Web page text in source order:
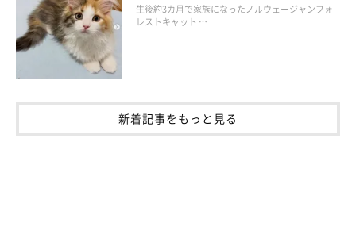
まだ研究生だから先輩のステージを下から見てました。
真面目かよ…
何を研究することがあるのかイマイチわかっていない響介と気分
はすっかりネコザイルなみんな
生後約3カ月で家族になったノルウェージャンフォ
レストキャット …
新着記事をもっと見る